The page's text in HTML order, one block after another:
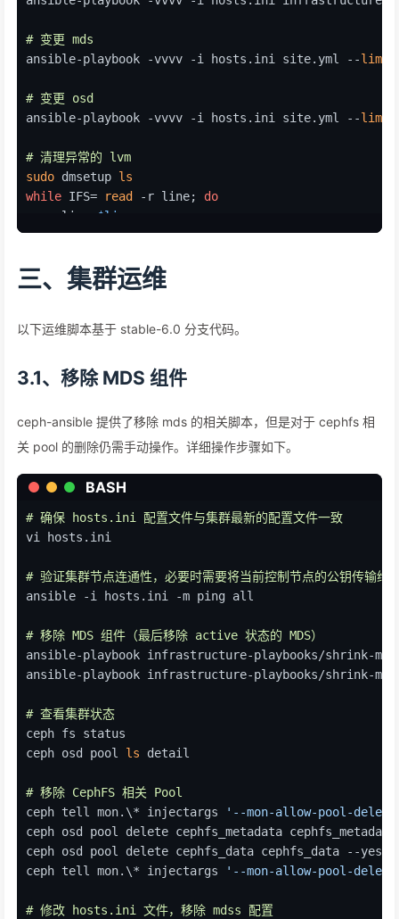
# 变更 mds
ansible-playbook -vvvv -i hosts.ini site.yml --limit
# 变更 osd
ansible-playbook -vvvv -i hosts.ini site.yml --limit
# 清理异常的 lvm
sudo dmsetup ls
while IFS= read -r line; do
    oline=
$line
    nline=
${line%-osd--block-*}
sudo lvremove /dev/mapper/
sudo rm -rf /dev/
ceph osd getcrushmap -o crushmap.file
crushmap-human.file
三、集群运维
以下运维脚本基于 stable-6.0 分支代码。
3.1、移除 MDS 组件
ceph-ansible 提供了移除 mds 的相关脚本，但是对于 cephfs 相
关 pool 的删除仍需手动操作。详细操作步骤如下。
BASH
# 确保 hosts.ini 配置文件与集群最新的配置文件一致
vi hosts.ini
# 验证集群节点连通性，必要时需要将当前控制节点的公钥传输给
ansible -i hosts.ini -m ping all
# 移除 MDS 组件（最后移除 active 状态的 MDS）
ansible-playbook infrastructure-playbooks/shrink-
ansible-playbook infrastructure-playbooks/shrink-
# 查看集群状态
ceph fs status
ceph osd pool ls detail
# 移除 CephFS 相关 Pool
ceph tell mon.\* injectargs
'--mon-allow-pool-
ceph osd pool delete cephfs_metadata
ceph osd pool delete cephfs_data cephfs_data --
ceph tell mon.\* injectargs
'--mon-allow-pool-
# 修改 hosts.ini 文件，移除 mdss 配置